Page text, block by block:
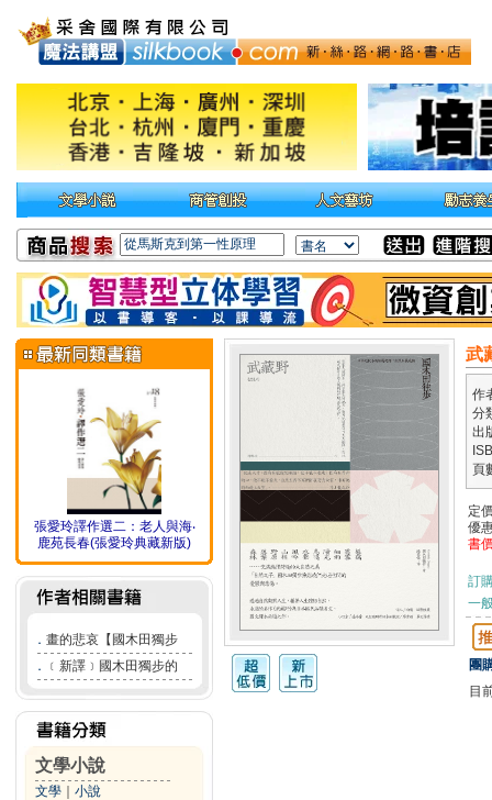
張愛玲譯作選二：老人與海‧
鹿苑長春(張愛玲典藏新版)
． 畫的悲哀【國木田獨步
．
﹝新譯﹞國木田獨步的
文學小說
文學 小說
武
作
分
出
頁
定
優
書
訂
一
團
目